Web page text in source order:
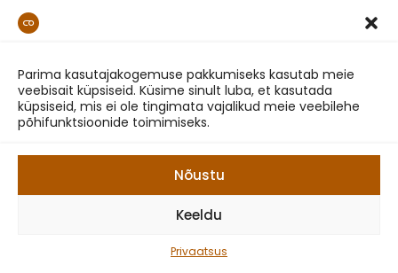
Parima kasutajakogemuse pakkumiseks kasutab meie
veebisait küpsiseid. Küsime sinult luba, et kasutada
küpsiseid, mis ei ole tingimata vajalikud meie veebilehe
põhifunktsioonide toimimiseks.
Nõustu
Keeldu
Privaatsus